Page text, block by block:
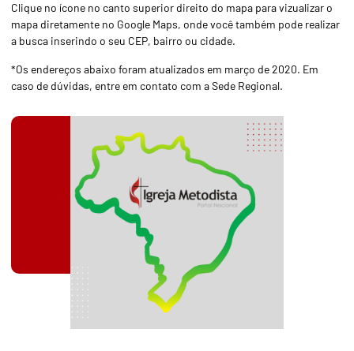
Clique no ícone no canto superior direito do mapa para vizualizar o
mapa diretamente no Google Maps, onde você também pode realizar
a busca inserindo o seu CEP, bairro ou cidade.
*Os endereços abaixo foram atualizados em março de 2020. Em
caso de dúvidas, entre em contato com a Sede Regional.